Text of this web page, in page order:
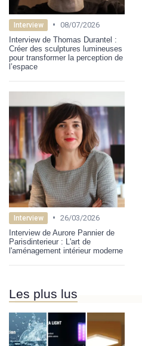
Interview • 08/07/2026
Interview de Thomas Durantel :
Créer des sculptures lumineuses
pour transformer la perception de
l’espace
Interview • 26/03/2026
Interview de Aurore Pannier de
Parisdinterieur : L'art de
l'aménagement intérieur moderne
Les plus lus